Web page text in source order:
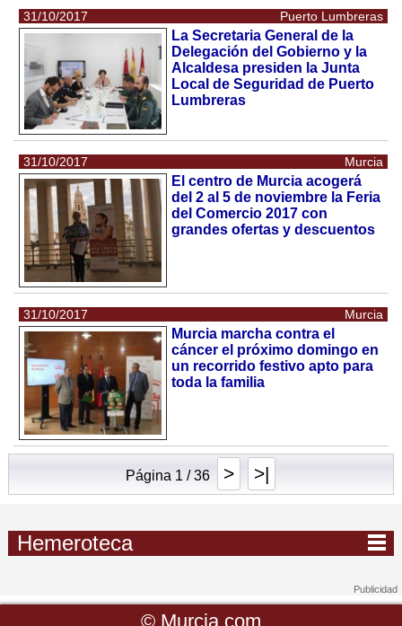
31/10/2017 Puerto Lumbreras
La Secretaria General de la
Delegación del Gobierno y la
Alcaldesa presiden la Junta
Local de Seguridad de Puerto
Lumbreras
31/10/2017 Murcia
El centro de Murcia acogerá
del 2 al 5 de noviembre la Feria
del Comercio 2017 con
grandes ofertas y descuentos
31/10/2017 Murcia
Murcia marcha contra el
cáncer el próximo domingo en
un recorrido festivo apto para
toda la familia
Página 1 / 36 > >|
Hemeroteca